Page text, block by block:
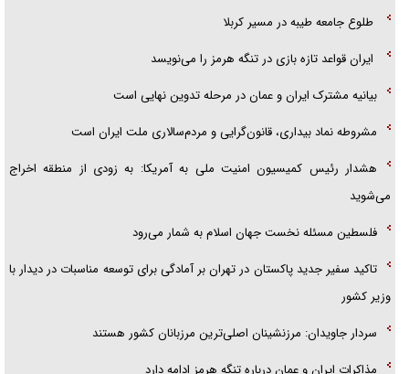
طلوع جامعه طیبه در مسیر کربلا
ایران قواعد تازه بازی در تنگه هرمز را می‌نویسد
بیانیه مشترک ایران و عمان در مرحله تدوین نهایی است
مشروطه نماد بیداری، قانون‌گرایی و مردم‌سالاری ملت ایران است
هشدار رئیس کمیسیون امنیت ملی به آمریکا: به زودی از منطقه اخراج
می‌شوید
فلسطین مسئله نخست جهان اسلام به شمار می‌رود
تاکید سفیر جدید پاکستان در تهران بر آمادگی برای توسعه مناسبات در دیدار با
وزیر کشور
سردار جاویدان: مرزنشینان اصلی‌ترین مرزبانان کشور هستند
مذاکرات ایران و عمان درباره تنگه هرمز ادامه دارد